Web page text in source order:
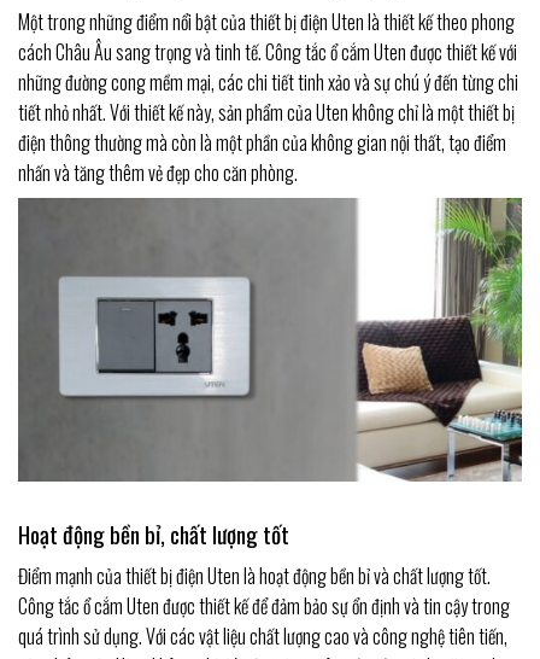
Một trong những điểm nổi bật của thiết bị điện Uten là thiết kế theo phong
cách Châu Âu sang trọng và tinh tế. Công tắc ổ cắm Uten được thiết kế với
những đường cong mềm mại, các chi tiết tinh xảo và sự chú ý đến từng chi
tiết nhỏ nhất. Với thiết kế này, sản phẩm của Uten không chỉ là một thiết bị
điện thông thường mà còn là một phần của không gian nội thất, tạo điểm
nhấn và tăng thêm vẻ đẹp cho căn phòng.
Hoạt động bền bỉ, chất lượng tốt
Điểm mạnh của thiết bị điện Uten là hoạt động bền bỉ và chất lượng tốt.
Công tắc ổ cắm Uten được thiết kế để đảm bảo sự ổn định và tin cậy trong
quá trình sử dụng. Với các vật liệu chất lượng cao và công nghệ tiên tiến,